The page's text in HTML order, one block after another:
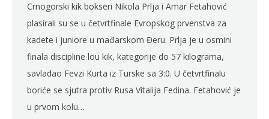
Crnogorski kik bokseri Nikola Prlja i Amar Fetahović
plasirali su se u četvrtfinale Evropskog prvenstva za
kadete i juniore u mađarskom Đeru. Prlja je u osmini
finala discipline lou kik, kategorije do 57 kilograma,
savladao Fevzi Kurta iz Turske sa 3:0. U četvrtfinalu
boriće se sjutra protiv Rusa Vitalija Fedina. Fetahović je
u prvom kolu…